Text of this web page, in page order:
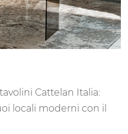
Cattelan Italia:
locali moderni con il